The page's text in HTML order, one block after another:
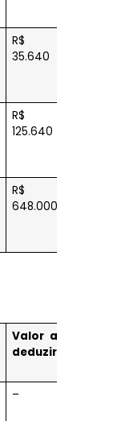
R$
35.640
R$
125.640
R$
648.000
Valor a
deduzir
–